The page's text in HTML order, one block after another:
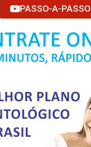
PASSO-A-PASSO